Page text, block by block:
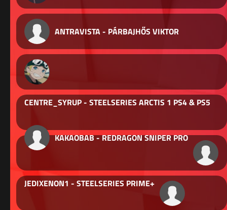
ANTRAVISTA - PÁRBAJHŐS VIKTOR
CENTRE_SYRUP - STEELSERIES ARCTIS 1 PS4 & PS5
KAKAOBAB - REDRAGON SNIPER PRO
JEDIXENON1 - STEELSERIES PRIME+